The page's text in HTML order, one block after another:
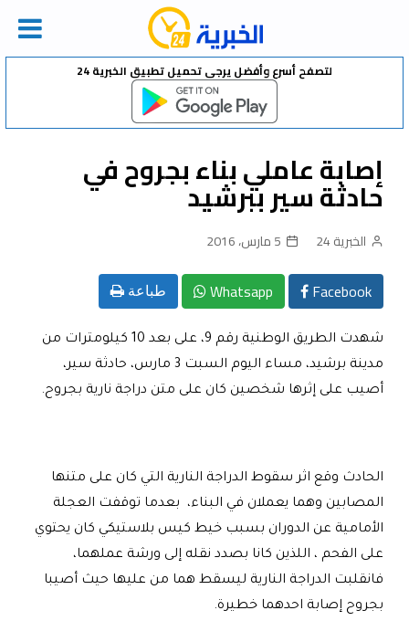
Skip
لتصفح أسرع وأفضل يرجى تحميل تطبيق الخبرية 24
إصابة عاملي بناء بجروح في
حادثة سير ببرشيد
الخبرية 24 5 مارس، 2016
Facebook
Whatsapp طباعة
شهدت الطريق الوطنية رقم 9، على بعد 10 كيلومترات من
مدينة برشيد، مساء اليوم السبت 3 مارس، حادثة سير،
أصيب على إثرها شخصين كان على متن دراجة نارية بجروح.
الحادث وقع اثر سقوط الدراجة النارية التي كان على متنها
المصابين وهما يعملان في البناء، بعدما توقفت العجلة
الأمامية عن الدوران بسبب خيط كيس بلاستيكي كان يحتوي
على الفحم ، اللذين كانا بصدد نقله إلى ورشة عملهما،
فانقلبت الدراجة النارية ليسقط هما من عليها حيث أصيبا
بجروح إصابة احدهما خطيرة.